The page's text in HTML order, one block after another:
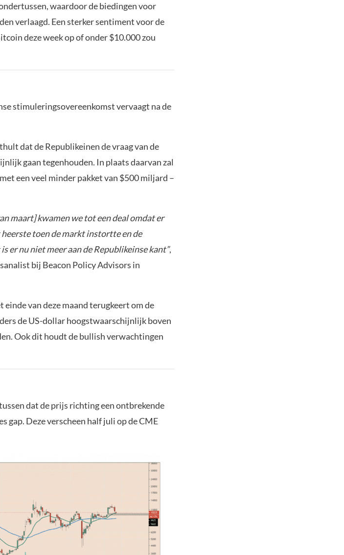
waardoor de biedingen voor
verlaagd. Een sterker sentiment voor de
deze week op of onder $10.000 zou
stimuleringsovereenkomst vervaagt na de
dat de Republikeinen de vraag van de
gaan tegenhouden. In plaats daarvan zal
een veel minder pakket van $500 miljard –
maart] kwamen we tot een deal omdat er
toen de markt instortte en de
er nu niet meer aan de Republikeinse kant”,
bij Beacon Policy Advisors in
van deze maand terugkeert om de
de US-dollar hoogstwaarschijnlijk boven
Ook dit houdt de bullish verwachtingen
dat de prijs richting een ontbrekende
gap. Deze verscheen half juli op de CME